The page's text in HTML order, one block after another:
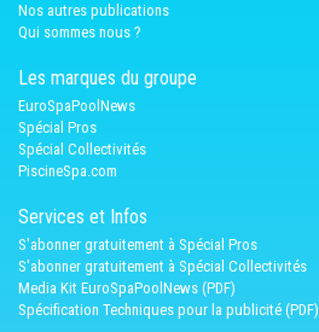
Nos autres publications
Qui sommes nous ?
Les marques du groupe
EuroSpaPoolNews
Spécial Pros
Spécial Collectivités
PiscineSpa.com
Services et Infos
S'abonner gratuitement à Spécial Pros
S'abonner gratuitement à Spécial Collectivités
Media Kit EuroSpaPoolNews (PDF)
Spécification Techniques pour la publicité (PDF)